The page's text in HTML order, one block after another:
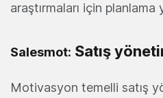
araştırmaları için planlama
Salesmot: Satış
Motivasyon temelli satış